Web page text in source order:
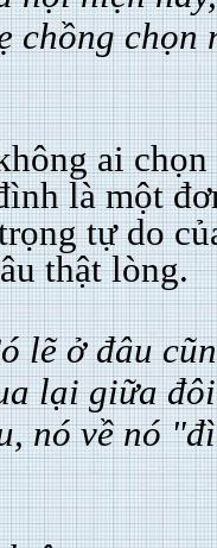
chồng chọn
ai
là một
tự do
thật lòng.
lẽ ở đâu
lại giữa
nó về nó